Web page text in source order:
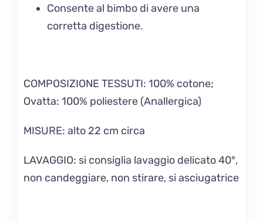
Consente al bimbo di avere una
corretta digestione.
COMPOSIZIONE TESSUTI: 100% cotone;
Ovatta: 100% poliestere (Anallergica)
MISURE: alto 22 cm circa
LAVAGGIO: si consiglia lavaggio delicato 40°,
non candeggiare, non stirare, si asciugatrice